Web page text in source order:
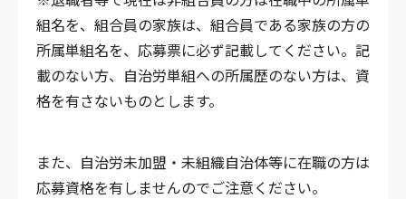
組名を、組合員の家族は、組合員である家族の方の
所属単組名を、応募票に必ず記載してください。記
載のない方、自治労単組への所属歴のない方は、資
格を有さないものとします。
また、自治労未加盟・未組織自治体等に在職の方は
応募資格を有しませんのでご注意ください。